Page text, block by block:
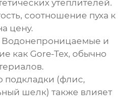
утеплителей.
соотношение пуха к
цену.
Водонепроницаемые и
как Gore-Tex, обычно
подкладки (флис,
шелк) также влияет